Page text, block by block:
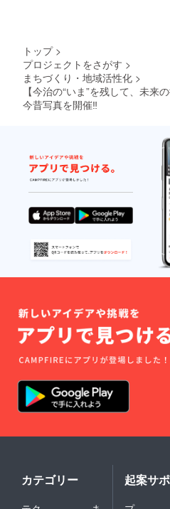
トップ >
プロジェクトをさがす >
まちづくり・地域活性化 >
【今治の“いま”を残して、未来
今昔写真を開催‼
カテゴリー 起案サ